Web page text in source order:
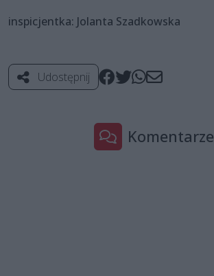
inspicjentka: Jolanta Szadkowska
Udostępnij
Komentarze